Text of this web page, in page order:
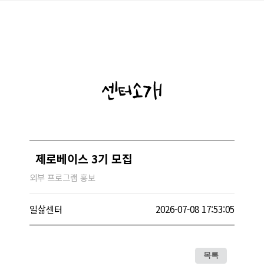
센터소개
제로베이스 3기 모집
외부 프로그램 홍보
일삶센터 2026-07-08 17:53:05
목록